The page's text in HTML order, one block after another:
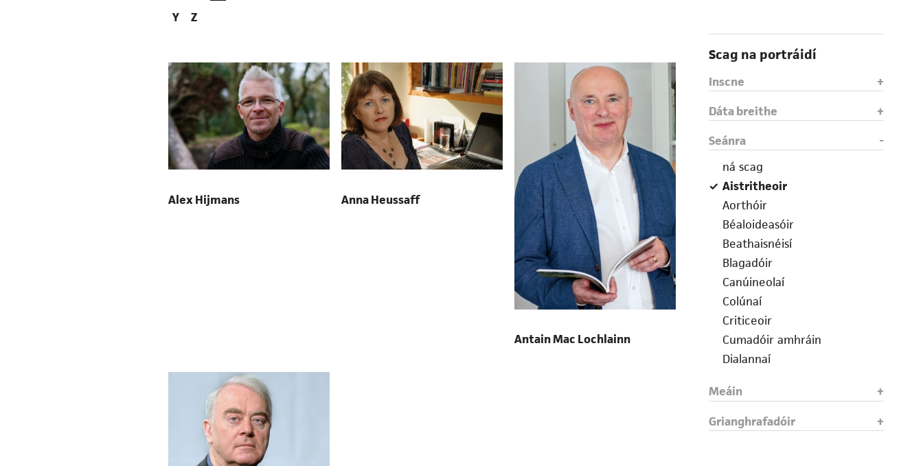
Y
Z
Alex Hijmans Anna Heussaff
Antain Mac Lochlainn
Scag na portráidí
Inscne
Dáta breithe
Seánra
ná scag
Aistritheoir
Aorthóir
Béaloideasóir
Beathaisnéisí
Blagadóir
Canúineolaí
Colúnaí
Criticeoir
Cumadóir amhráin
Dialannaí
Drámadóir
Eagarthóir
Fealsúnaí
Meáin
Grianghrafadóir